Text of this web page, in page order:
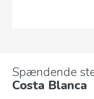
Spændende
Costa Blanca